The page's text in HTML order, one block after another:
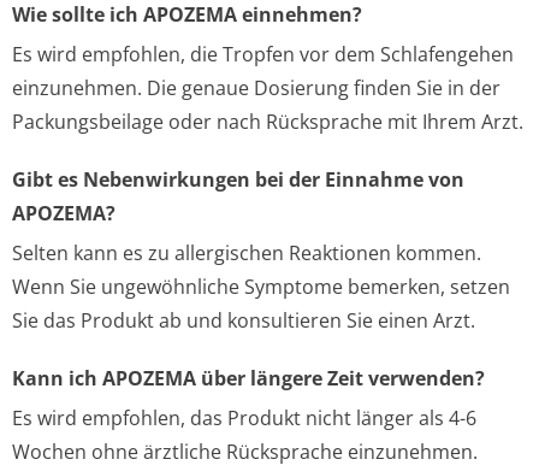
Wie sollte ich APOZEMA einnehmen?
Es wird empfohlen, die Tropfen vor dem Schlafengehen
einzunehmen. Die genaue Dosierung finden Sie in der
Packungsbeilage oder nach Rücksprache mit Ihrem Arzt.
Gibt es Nebenwirkungen bei der Einnahme von
APOZEMA?
Selten kann es zu allergischen Reaktionen kommen.
Wenn Sie ungewöhnliche Symptome bemerken, setzen
Sie das Produkt ab und konsultieren Sie einen Arzt.
Kann ich APOZEMA über längere Zeit verwenden?
Es wird empfohlen, das Produkt nicht länger als 4-6
Wochen ohne ärztliche Rücksprache einzunehmen.